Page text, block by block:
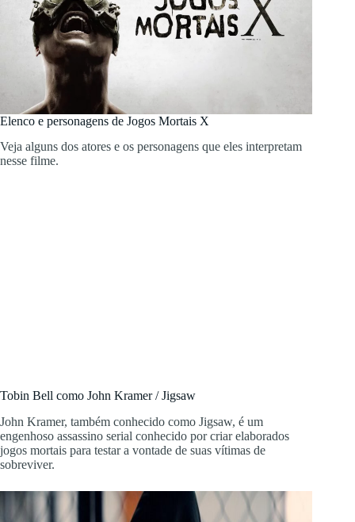
Elenco e personagens de Jogos Mortais X
Veja alguns dos atores e os personagens que eles interpretam
nesse filme.
Tobin Bell como John Kramer / Jigsaw
John Kramer, também conhecido como Jigsaw, é um
engenhoso assassino serial conhecido por criar elaborados
jogos mortais para testar a vontade de suas vítimas de
sobreviver.